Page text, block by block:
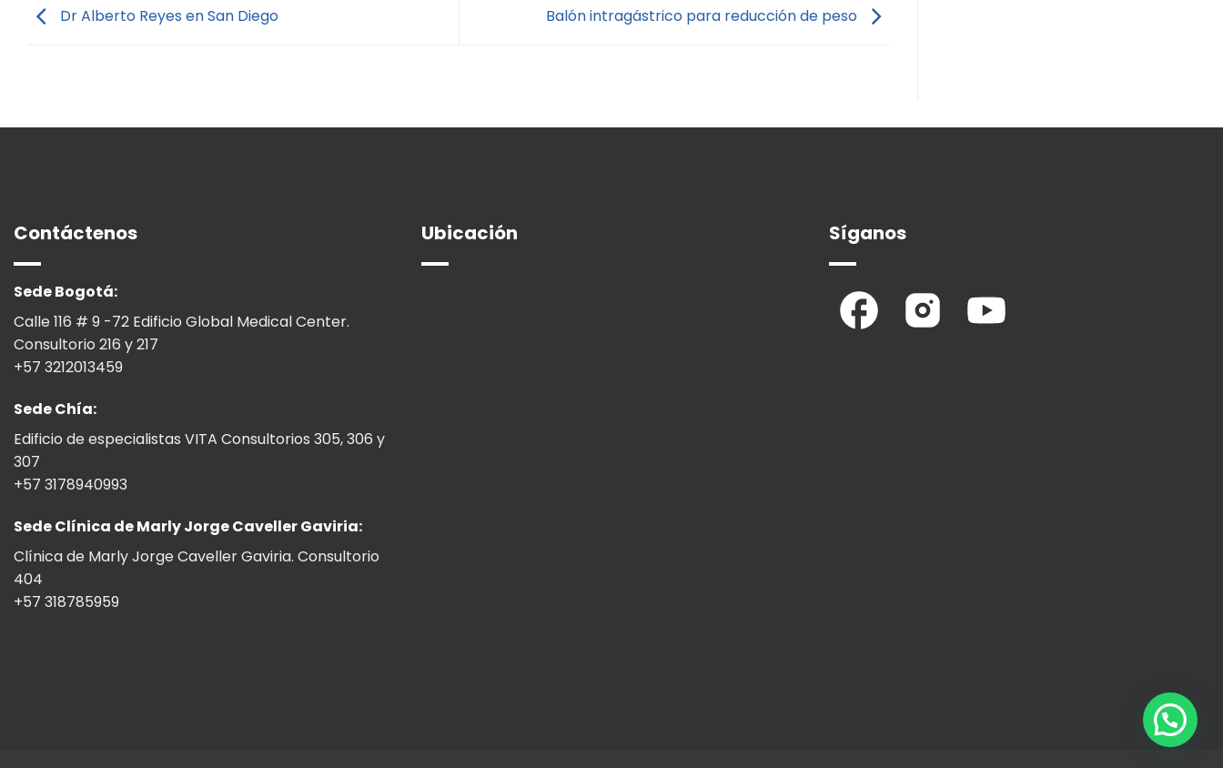
Dr Alberto Reyes en San Diego Balón intragástrico para reducción de peso
Contáctenos
Sede Bogotá:
Calle 116 # 9 -72 Edificio Global Medical Center.
Consultorio 216 y 217
+57 3212013459
Sede Chía:
Edificio de especialistas VITA Consultorios 305, 306 y
307
+57 3178940993
Sede Clínica de Marly Jorge Caveller Gaviria:
Clínica de Marly Jorge Caveller Gaviria. Consultorio
404
+57 318785959
Ubicación Síganos